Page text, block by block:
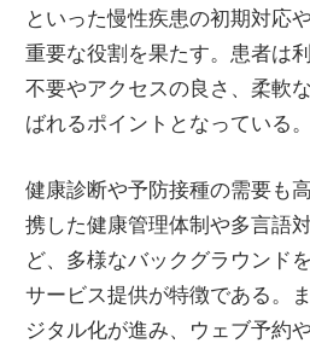
といった慢性疾患の初期対応
重要な役割を果たす。患者は
不要やアクセスの良さ、柔軟
ばれるポイントとなっている。
健康診断や予防接種の需要も
携した健康管理体制や多言語
ど、多様なバックグラウンド
サービス提供が特徴である。
ジタル化が進み、ウェブ予約